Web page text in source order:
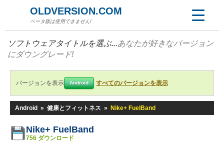
OLDVERSION.COM
ベータ版は使用できません!
ソフトウェアタイトルを選ぶ...あなたが好きなバージョン
にダウングレード!
バージョンを表示 Android すべてのバージョンを表示
Android » 健康とフィットネス » Nike+ FuelBand
Nike+ FuelBand
756 ダウンロード